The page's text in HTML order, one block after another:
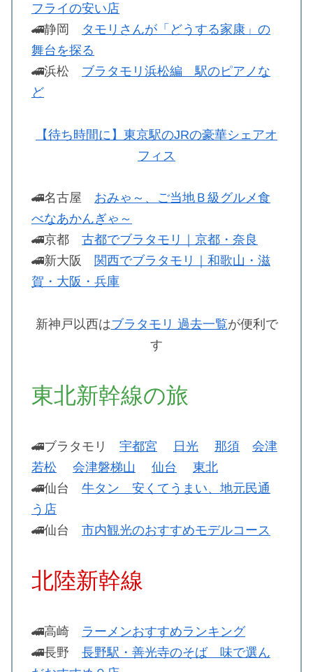
フライの安い店
🚄静岡 タモリさんが「どうする家康」の
舞台を探る
🚄浜松 ブラタモリ浜松編 駅のピアノな
ど
【待ち時間に】東京駅のJRの豪華シェアオ
フィス
🚄名古屋 おみゃ～、ご当地Ｂ級グルメ食
べなあかんぎゃ～
🚄京都 古都でブラタモリ｜京都・奈良
🚄新大阪 関西でブラタモリ｜和歌山・滋
賀・大阪・兵庫
新神戸以西はブラタモリ 過去一覧が便利で
す
東北新幹線の旅
🚄ブラタモリ 宇都宮 日光 那須
会津
若松
会津磐梯山 仙台
東北
🚄仙台 牛タン 安くてうまい、地元民通
う店
🚄仙台 市内観光のおすすめモデルコース
北陸新幹線
🚄高崎 ラーメンおすすめランキング
🚄長野 長野駅・善光寺のそば 味で選ん